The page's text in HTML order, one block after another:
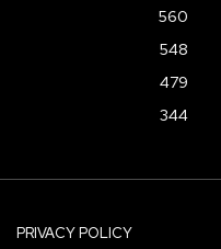
560
548
479
344
PRIVACY POLICY